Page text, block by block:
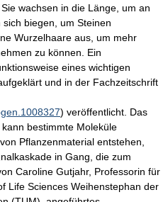
wachsen in die Länge, um an
biegen, um Steinen
Wurzelhaare aus, um mehr
zu können. Ein
eines wichtigen
und in der Fachzeitschrift
) veröffentlicht. Das
bestimmte Moleküle
Pflanzenmaterial entstehen,
in Gang, die zum
Caroline Gutjahr, Professorin für
Life Sciences Weihenstephan der